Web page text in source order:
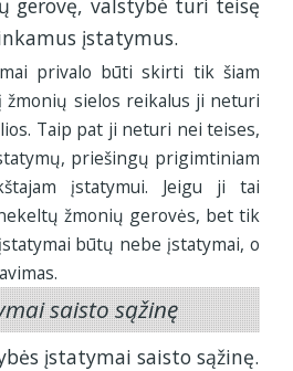
įstatymus.
privalo būti skirti tik šiam
žmonių sielos reikalus ji neturi
Taip pat ji neturi nei teises,
priešingų prigimtiniam
įstatymui. Jeigu ji tai
žmonių gerovės, bet tik
būtų nebe įstatymai, o
saisto sąžinę
įstatymai saisto sąžinę.